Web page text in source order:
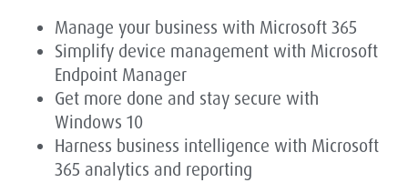
Manage your business with Microsoft 365
Simplify device management with Microsoft
Endpoint Manager
Get more done and stay secure with
Windows 10
Harness business intelligence with Microsoft
365 analytics and reporting